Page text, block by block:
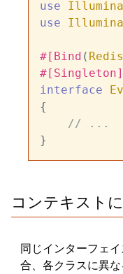
use
use
#[Bind (
#[Singleton]
interface
{
// ...
コンテキスト
同じインターフェ
合、各クラスに異